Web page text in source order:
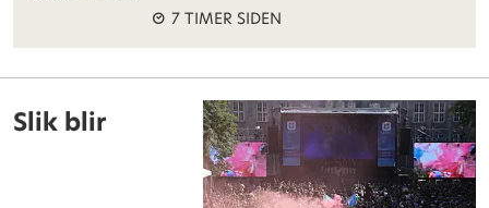
7 TIMER SIDEN
Slik blir